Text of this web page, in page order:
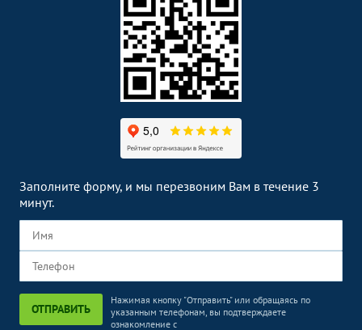
Заполните форму, и мы перезвоним Вам в течение 3
минут.
ОТПРАВИТЬ
Нажимая кнопку "Отправить" или обращаясь по
указанным телефонам, вы подтверждаете
ознакомление с